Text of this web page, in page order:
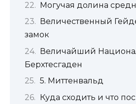
Могучая долина
Величественный
замок
Величайший
Берхтесгаден
5. Миттенвальд
Куда сходить и что